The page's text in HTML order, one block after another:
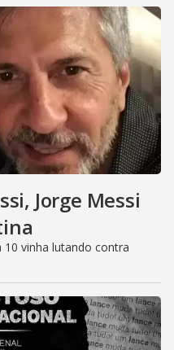
Jorge Messi
vinha lutando contra